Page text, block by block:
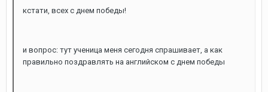
кстати, всех с днем победы!
и вопрос: тут ученица меня сегодня спрашивает, а как
правильно поздравлять на английском с днем победы